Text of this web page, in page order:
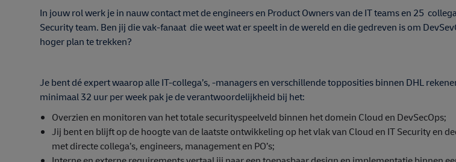
In jouw rol werk je in nauw contact met de engineers en Product Owners van de IT teams en 25
Security team. Ben jij die vak-fanaat die weet wat er speelt in de wereld en die gedreven is om
hoger plan te trekken?
Je bent dé expert waarop alle IT-collega’s, -managers en verschillende topposities binnen DHL
minimaal 32 uur per week pak je de verantwoordelijkheid bij het:
Overzien en monitoren van het totale securityspeelveld binnen het domein Cloud en DevSecOps;
Jij bent en blijft op de hoogte van de laatste ontwikkeling op het vlak van Cloud en IT Security en
met directe collega’s, engineers, management en PO’s;